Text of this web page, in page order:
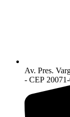
Av. Pres.
- CEP